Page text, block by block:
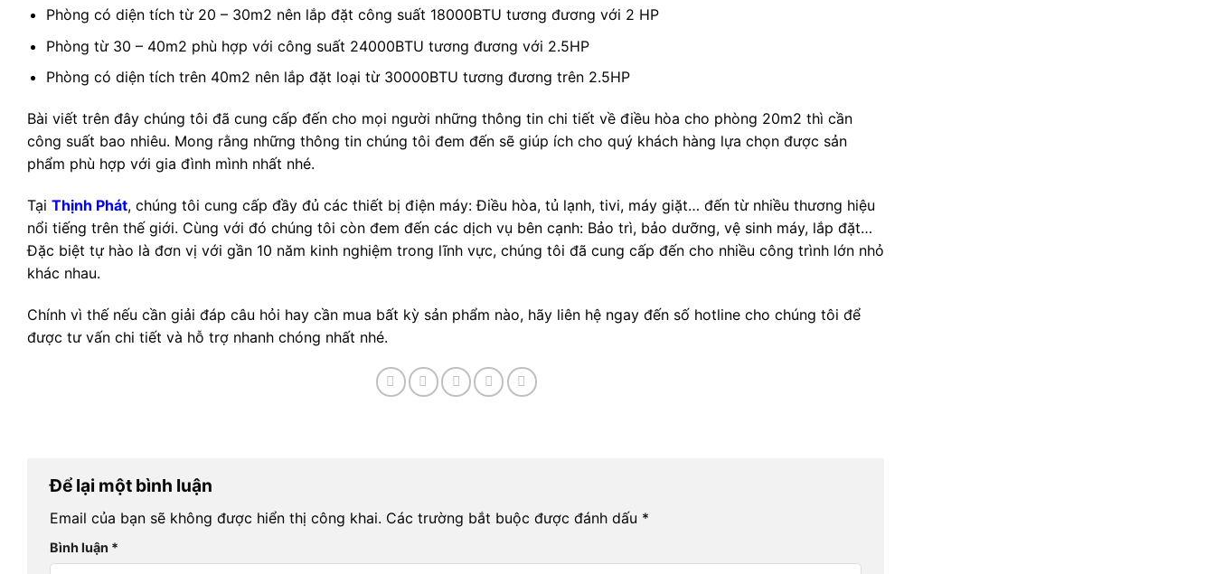
Phòng có diện tích từ 20 – 30m2 nên lắp đặt công suất 18000BTU tương đương với 2 HP
Phòng từ 30 – 40m2 phù hợp với công suất 24000BTU tương đương với 2.5HP
Phòng có diện tích trên 40m2 nên lắp đặt loại từ 30000BTU tương đương trên 2.5HP
Bài viết trên đây chúng tôi đã cung cấp đến cho mọi người những thông tin chi tiết về điều hòa cho phòng 20m2 thì cần
công suất bao nhiêu. Mong rằng những thông tin chúng tôi đem đến sẽ giúp ích cho quý khách hàng lựa chọn được sản
phẩm phù hợp với gia đình mình nhất nhé.
Tại Thịnh Phát, chúng tôi cung cấp đầy đủ các thiết bị điện máy: Điều hòa, tủ lạnh, tivi, máy giặt… đến từ nhiều thương hiệu
nổi tiếng trên thế giới. Cùng với đó chúng tôi còn đem đến các dịch vụ bên cạnh: Bảo trì, bảo dưỡng, vệ sinh máy, lắp đặt…
Đặc biệt tự hào là đơn vị với gần 10 năm kinh nghiệm trong lĩnh vực, chúng tôi đã cung cấp đến cho nhiều công trình lớn nhỏ
khác nhau.
Chính vì thế nếu cần giải đáp câu hỏi hay cần mua bất kỳ sản phẩm nào, hãy liên hệ ngay đến số hotline cho chúng tôi để
được tư vấn chi tiết và hỗ trợ nhanh chóng nhất nhé.
Để lại một bình luận
Email của bạn sẽ không được hiển thị công khai. Các trường bắt buộc được đánh dấu *
Bình luận *